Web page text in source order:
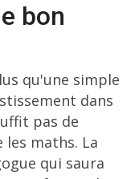
bon
qu'une simple
dans
pas de
maths. La
qui saura